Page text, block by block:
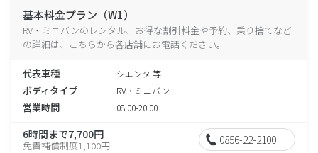
基本料金プラン（W1）
RV・ミニバンのレンタル、お得な割引料金や予約、乗り捨てなど
の詳細は、こちらから各店舗にお電話ください。
代表車種 シエンタ 等
ボディタイプ RV・ミニバン
営業時間 08:00-20:00
6時間まで7,700円
免責補償制度1,100円 0856-22-2100